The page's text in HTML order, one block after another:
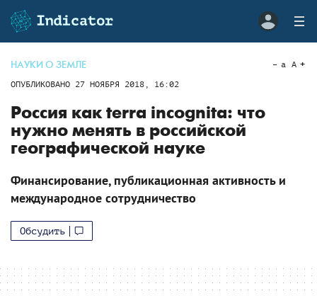
НАУКИ О ЗЕМЛЕ
ОПУБЛИКОВАНО 27 НОЯБРЯ 2018, 16:02
a A
Россия как terra incognita: что
нужно менять в российской
географической науке
Финансирование, публикационная активность и
международное сотрудничество
Обсудить